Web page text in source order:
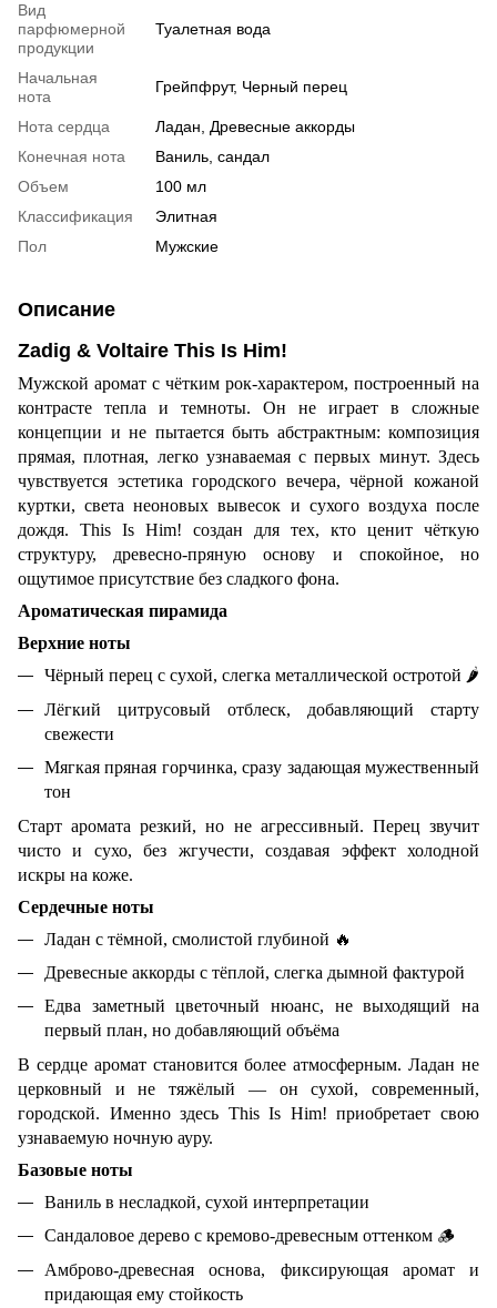
Вид
парфюмерной
продукции
Туалетная вода
Начальная
нота
Грейпфрут, Черный перец
Нота сердца
Ладан, Древесные аккорды
Конечная нота
Ваниль, сандал
Объем
100 мл
Классификация
Элитная
Пол
Мужские
Описание
Zadig & Voltaire This Is Him!
Мужской аромат с чётким рок-характером, построенный на
контрасте тепла и темноты. Он не играет в сложные
концепции и не пытается быть абстрактным: композиция
прямая, плотная, легко узнаваемая с первых минут. Здесь
чувствуется эстетика городского вечера, чёрной кожаной
куртки, света неоновых вывесок и сухого воздуха после
дождя. This Is Him! создан для тех, кто ценит чёткую
структуру, древесно-пряную основу и спокойное, но
ощутимое присутствие без сладкого фона.
Ароматическая пирамида
Верхние ноты
Чёрный перец с сухой, слегка металлической остротой 🌶
Лёгкий цитрусовый отблеск, добавляющий старту
свежести
Мягкая пряная горчинка, сразу задающая мужественный
тон
Старт аромата резкий, но не агрессивный. Перец звучит
чисто и сухо, без жгучести, создавая эффект холодной
искры на коже.
Сердечные ноты
Ладан с тёмной, смолистой глубиной 🔥
Древесные аккорды с тёплой, слегка дымной фактурой
Едва заметный цветочный нюанс, не выходящий на
первый план, но добавляющий объёма
В сердце аромат становится более атмосферным. Ладан не
церковный и не тяжёлый — он сухой, современный,
городской. Именно здесь This Is Him! приобретает свою
узнаваемую ночную ауру.
Базовые ноты
Ваниль в несладкой, сухой интерпретации
Сандаловое дерево с кремово-древесным оттенком 🪵
Амброво-древесная основа, фиксирующая аромат и
придающая ему стойкость